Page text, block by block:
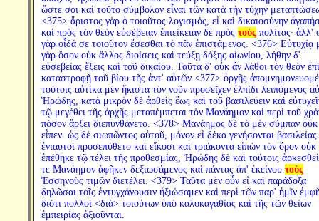
ὥστε σοι καὶ τοῦτο σύμβολον εἶναι τῶν κατὰ τὴν τύχην
<375> ἄριστος γὰρ ὁ τοιοῦτος λογισμός, εἰ καὶ δικαιοσύνην
καὶ πρὸς τὸν θεὸν εὐσέβειαν ἐπιείκειαν δὲ πρὸς τοὺςπολίτας· ἀλλ'
γὰρ οἶδά σε τοιοῦτον ἔσεσθαι τὸ πᾶν ἐπιστάμενος. <376> Εὐτυχίᾳ
γὰρ ὅσον οὐκ ἄλλος διοίσεις καὶ τεύξῃ δόξης αἰωνίου, λήθην δ'
εὐσεβείας ἕξεις καὶ τοῦ δικαίου. Ταῦτα δ' οὐκ ἂν λάθοι τὸν θεὸν
καταστροφῇ τοῦ βίου τῆς ἀντ' αὐτῶν <377> ὀργῆς
τούτοις αὐτίκα μὲν ἥκιστα τὸν νοῦν προσεῖχεν ἐλπίδι λειπόμενος
Ἡρώδης, κατὰ μικρὸν δὲ ἀρθεὶς ἕως καὶ τοῦ βασιλεύειν καὶ
τῷ μεγέθει τῆς ἀρχῆς μεταπέμπεται τὸν Μανάημον καὶ περὶ τοῦ
πόσον ἄρξει διεπυνθάνετο. <378> Μανάημος δὲ τὸ μὲν σύμπαν οὐκ
εἶπεν· ὡς δὲ σιωπῶντος αὐτοῦ, μόνον εἰ δέκα γενήσονται βασιλείας
ἐνιαυτοὶ προσεπύθετο καὶ εἴκοσι καὶ τριάκοντα εἰπὼν τὸν ὅρον οὐκ
ἐπέθηκε τῷ τέλει τῆς προθεσμίας, Ἡρώδης δὲ καὶ τούτοις
τε Μανάημον ἀφῆκεν δεξιωσάμενος καὶ πάντας ἀπ' ἐκείνου τοὺς
Ἐσσηνοὺς τιμῶν διετέλει. <379> Ταῦτα μὲν οὖν εἰ καὶ παράδοξα
δηλῶσαι τοῖς ἐντυγχάνουσιν ἠξιώσαμεν καὶ περὶ τῶν παρ' ἡμῖν
διότι πολλοὶ <διὰ> τοιούτων ὑπὸ καλοκαγαθίας καὶ τῆς τῶν θείων
ἐμπειρίας ἀξιοῦνται.